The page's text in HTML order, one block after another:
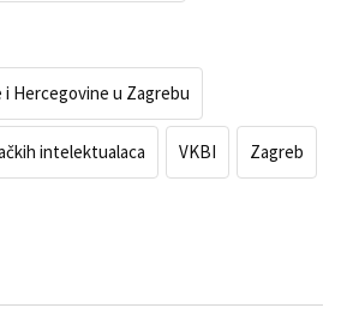
Hercegovine u Zagrebu
intelektualaca VKBI Zagreb